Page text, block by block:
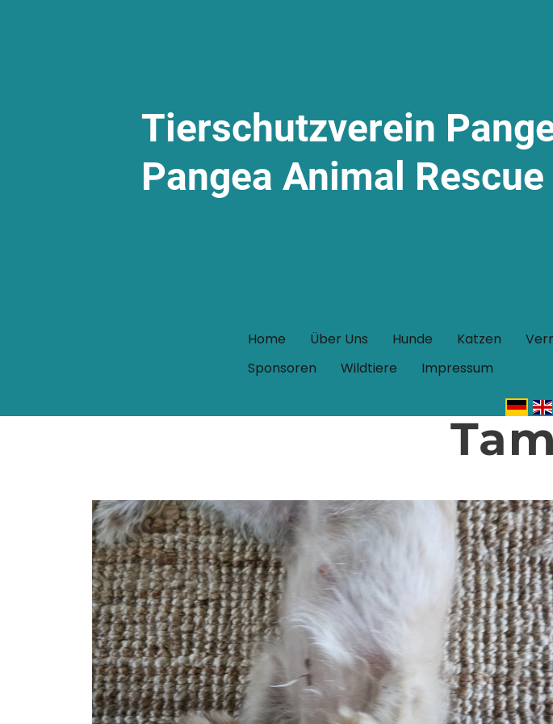
Tierschutzverein
Pangea Animal Rescue
Home Über Uns Hunde Katzen
Sponsoren
Wildtiere Impressum